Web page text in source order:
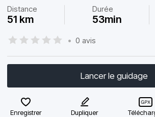
Distance
51 km
Durée
53min
• 0 avis
Lancer le guidage
Enregistrer Dupliquer